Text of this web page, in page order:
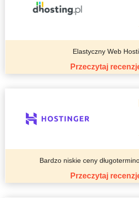
Elastyczny Web
Przeczytaj
Bardzo niskie ceny
Przeczytaj